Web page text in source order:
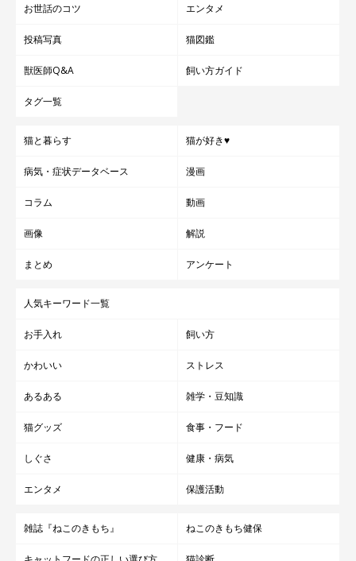
お世話のコツ エンタメ
投稿写真 猫図鑑
獣医師Q&A 飼い方ガイド
タグ一覧
猫と暮らす 猫が好き♥
病気・症状データベース 漫画
コラム 動画
画像 解説
まとめ アンケート
人気キーワード一覧
お手入れ 飼い方
かわいい ストレス
あるある 雑学・豆知識
猫グッズ 食事・フード
しぐさ 健康・病気
エンタメ 保護活動
雑誌『ねこのきもち』 ねこのきもち健保